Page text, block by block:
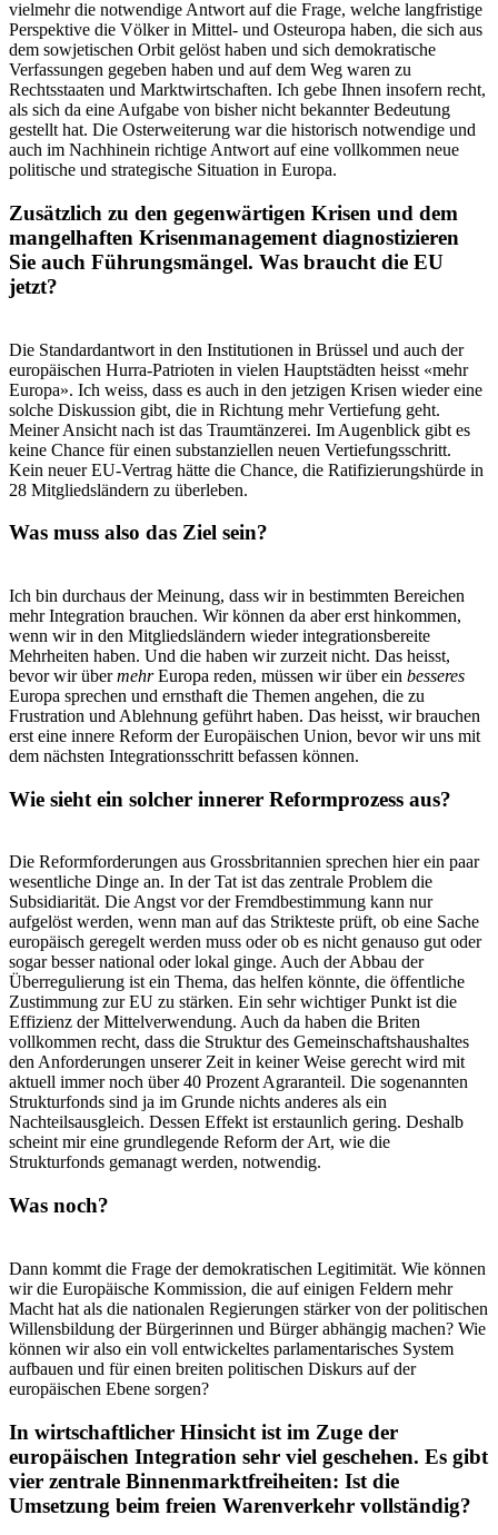
vielmehr die notwendige Antwort auf die Frage, welche langfristige
Perspektive die Völker in Mittel- und Osteuropa haben, die sich aus
dem sowjetischen Orbit gelöst haben und sich demokratische
Verfassungen gegeben haben und auf dem Weg waren zu
Rechtsstaaten und Marktwirtschaften. Ich gebe Ihnen insofern recht,
als sich da eine Aufgabe von bisher nicht bekannter Bedeutung
gestellt hat. Die Osterweiterung war die historisch notwendige und
auch im Nachhinein richtige Antwort auf eine vollkommen neue
politische und strategische Situation in Europa.
Zusätzlich zu den gegenwärtigen Krisen und dem
mangelhaften Krisenmanagement diagnostizieren
Sie auch Führungsmängel. Was braucht die EU
jetzt?
Die Standardantwort in den Institutionen in Brüssel und auch der
europäischen Hurra-Patrioten in vielen Hauptstädten heisst «mehr
Europa». Ich weiss, dass es auch in den jetzigen Krisen wieder eine
solche Diskussion gibt, die in Richtung mehr Vertiefung geht.
Meiner Ansicht nach ist das Traumtänzerei. Im Augenblick gibt es
keine Chance für einen substanziellen neuen Vertiefungsschritt.
Kein neuer EU-Vertrag hätte die Chance, die Ratifizierungshürde in
28 Mitgliedsländern zu überleben.
Was muss also das Ziel sein?
Ich bin durchaus der Meinung, dass wir in bestimmten Bereichen
mehr Integration brauchen. Wir können da aber erst hinkommen,
wenn wir in den Mitgliedsländern wieder integrationsbereite
Mehrheiten haben. Und die haben wir zurzeit nicht. Das heisst,
bevor wir übermehrEuropa reden, müssen wir über ein besseres
Europa sprechen und ernsthaft die Themen angehen, die zu
Frustration und Ablehnung geführt haben. Das heisst, wir brauchen
erst eine innere Reform der Europäischen Union, bevor wir uns mit
dem nächsten Integrationsschritt befassen können.
Wie sieht ein solcher innerer Reformprozess aus?
Die Reformforderungen aus Grossbritannien sprechen hier ein paar
wesentliche Dinge an. In der Tat ist das zentrale Problem die
Subsidiarität. Die Angst vor der Fremdbestimmung kann nur
aufgelöst werden, wenn man auf das Strikteste prüft, ob eine Sache
europäisch geregelt werden muss oder ob es nicht genauso gut oder
sogar besser national oder lokal ginge. Auch der Abbau der
Überregulierung ist ein Thema, das helfen könnte, die öffentliche
Zustimmung zur EU zu stärken. Ein sehr wichtiger Punkt ist die
Effizienz der Mittelverwendung. Auch da haben die Briten
vollkommen recht, dass die Struktur des Gemeinschaftshaushaltes
den Anforderungen unserer Zeit in keiner Weise gerecht wird mit
aktuell immer noch über 40 Prozent Agraranteil. Die sogenannten
Strukturfonds sind ja im Grunde nichts anderes als ein
Nachteilsausgleich. Dessen Effekt ist erstaunlich gering. Deshalb
scheint mir eine grundlegende Reform der Art, wie die
Strukturfonds gemanagt werden, notwendig.
Was noch?
Dann kommt die Frage der demokratischen Legitimität. Wie können
wir die Europäische Kommission, die auf einigen Feldern mehr
Macht hat als die nationalen Regierungen stärker von der politischen
Willensbildung der Bürgerinnen und Bürger abhängig machen? Wie
können wir also ein voll entwickeltes parlamentarisches System
aufbauen und für einen breiten politischen Diskurs auf der
europäischen Ebene sorgen?
In wirtschaftlicher Hinsicht ist im Zuge der
europäischen Integration sehr viel geschehen. Es gibt
vier zentrale Binnenmarktfreiheiten: Ist die
Umsetzung beim freien Warenverkehr vollständig?